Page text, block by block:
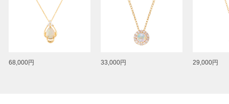
68,000円 33,000円 29,000円